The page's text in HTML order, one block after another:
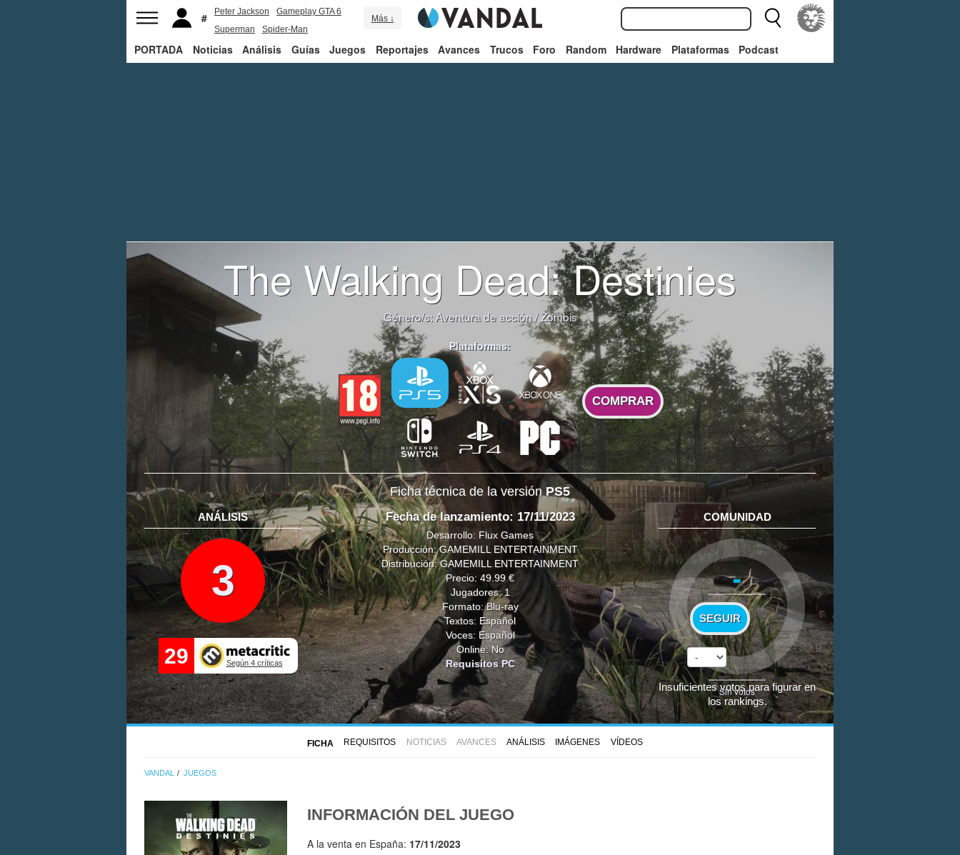
Peter Jackson
Gameplay GTA 6
Superman
Spider-Man
Más ↓
PORTADA Noticias Análisis Guías Juegos Reportajes Avances Trucos Foro Random Hardware Plataformas Podcast
The Walking Dead: Destinies
Género/s: Aventura de acción/Zombis
Plataformas:
COMPRAR
Ficha técnica de la versiónPS5
ANÁLISIS
3
29 Según 4 críticas
Fecha de lanzamiento: 17/11/2023
Desarrollo: Flux Games
Producción: GAMEMILL ENTERTAINMENT
Distribución: GAMEMILL ENTERTAINMENT
Precio: 49.99 €
Jugadores: 1
Formato: Blu-ray
Textos: Español
Voces: Español
Online: No
Requisitos PC
COMUNIDAD
-
SEGUIR
Sin votos
Insuficientes votos para figurar en
los rankings.
FICHA REQUISITOS NOTICIAS AVANCES ANÁLISIS IMÁGENES VÍDEOS
VANDAL JUEGOS
INFORMACIÓN DEL JUEGO
A la venta en España: 17/11/2023